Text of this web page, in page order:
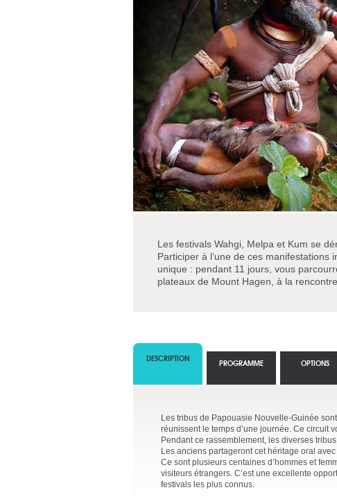
Les festivals Wahgi, Melpa et Kum se
Participer à l’une de ces
unique : pendant 11 jours, vous
plateaux de Mount Hagen, à la
DESCRIPTION
Les tribus de Papouasie Nouvelle-Guinée
réunissent le temps d’une journée. Ce circuit
Pendant ce rassemblement, les diverses
Les anciens partageront cet héritage oral avec
Ce sont plusieurs centaines d’hommes et
visiteurs étrangers. C’est une excellente
festivals les plus connus.
PROGRAMME OPTIONS